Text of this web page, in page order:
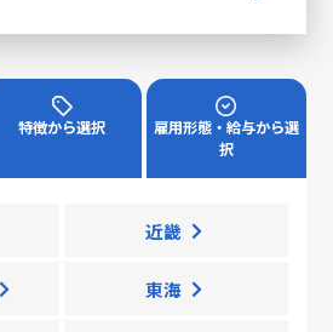
近畿
東海
雇用形態・給与から選
択
特徴から選択